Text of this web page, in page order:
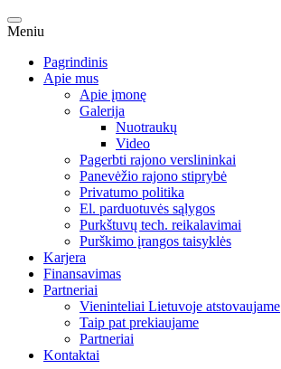
Meniu
Pagrindinis
Apie mus
Apie įmonę
Galerija
Nuotraukų
Video
Pagerbti rajono verslininkai
Panevėžio rajono stiprybė
Privatumo politika
El. parduotuvės sąlygos
Purkštuvų tech. reikalavimai
Purškimo įrangos taisyklės
Karjera
Finansavimas
Partneriai
Vieninteliai Lietuvoje atstovaujame
Taip pat prekiaujame
Partneriai
Kontaktai